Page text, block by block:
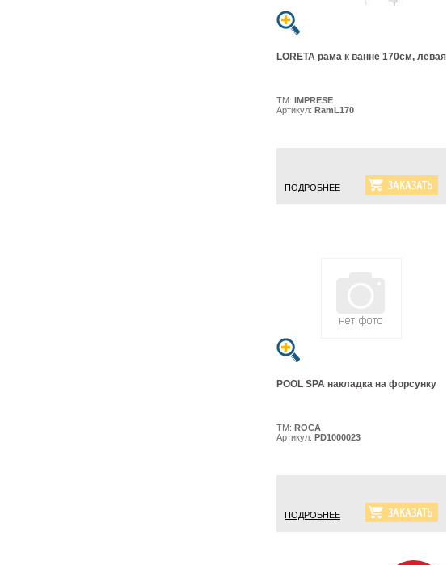
LORETA рама к ванне 170см, левая
ТМ: IMPRESE
Артикул: RamL170
ПОДРОБНЕЕ
POOL SPA накладка на форсунку
ТМ: ROCA
Артикул: PD1000023
ПОДРОБНЕЕ